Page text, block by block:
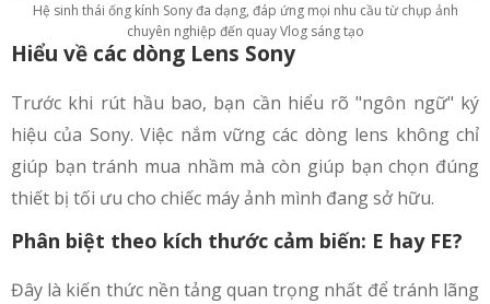
Hệ sinh thái ống kính Sony đa dạng, đáp ứng mọi nhu cầu từ chụp ảnh
chuyên nghiệp đến quay Vlog sáng tạo
Hiểu về các dòng Lens Sony
Trước khi rút hầu bao, bạn cần hiểu rõ "ngôn ngữ" ký
hiệu của Sony. Việc nắm vững các dòng lens không chỉ
giúp bạn tránh mua nhầm mà còn giúp bạn chọn đúng
thiết bị tối ưu cho chiếc máy ảnh mình đang sở hữu.
Phân biệt theo kích thước cảm biến: E hay FE?
Đây là kiến thức nền tảng quan trọng nhất để tránh lãng